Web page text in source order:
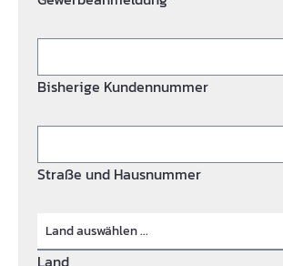
Bisherige Kundennummer
Straße und Hausnummer
Land